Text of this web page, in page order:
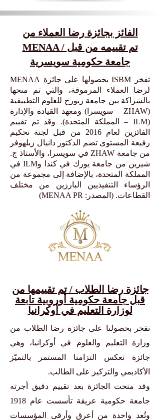
الفائز بجائزة رضا العملاء من
MENAA / تم تقييمه من قبل
جامعة حكومية سويسرية
تفخر ISBM بحصولها على جائزة MENAA
لرضا العملاء المرموقة، والتي تم منحها
بالشراكة بين جامعة زيورخ للعلوم التطبيقية
(ZHAW – سويسرا) ومعهد القيادة والإدارة
(ILM – المملكة المتحدة). وقد تم تقييم
الفائزين لعام 2016 من قبل لجنة تحكيم
رفيعة المستوى تضم الدكتور دانيال زيلهوفر
من جامعة ZHAW في سويسرا، والأستاذ ج.
شيرين من جامعة يورك في كندا وILM في
المملكة المتحدة، بالإضافة إلى مجموعة من
الرؤساء التنفيذيين البارزين من مختلف
القطاعات. (المصدر: MENAA PR)
جائزة رضا الطلاب / تم تقييمها من
قبل جامعة حكومية أوروبية تابعة
لوزارة التعليم في أوكرانيا
نفخر بحصولنا على جائزة رضا الطلاب من
وزارة التعليم والعلوم في أوكرانيا، وهي
جائزة تعكس التزامنا المستمر بالتميّز
الأكاديمي والتركيز على الطالب.
وقد منحت الجائزة بعد تقييم دقيق أجرته
جامعة حكومية عريقة تأسست عام 1918
وتُعد واحدة من أعرق وأرقى المؤسسات